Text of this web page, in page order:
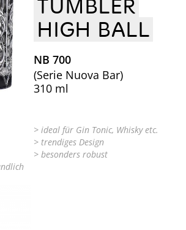
TUMBLER
HIGH BALL
NB 700
(Serie Nuova Bar)
310 ml
> ideal für Gin Tonic, Whisky etc.
> trendiges Design
> besonders robust